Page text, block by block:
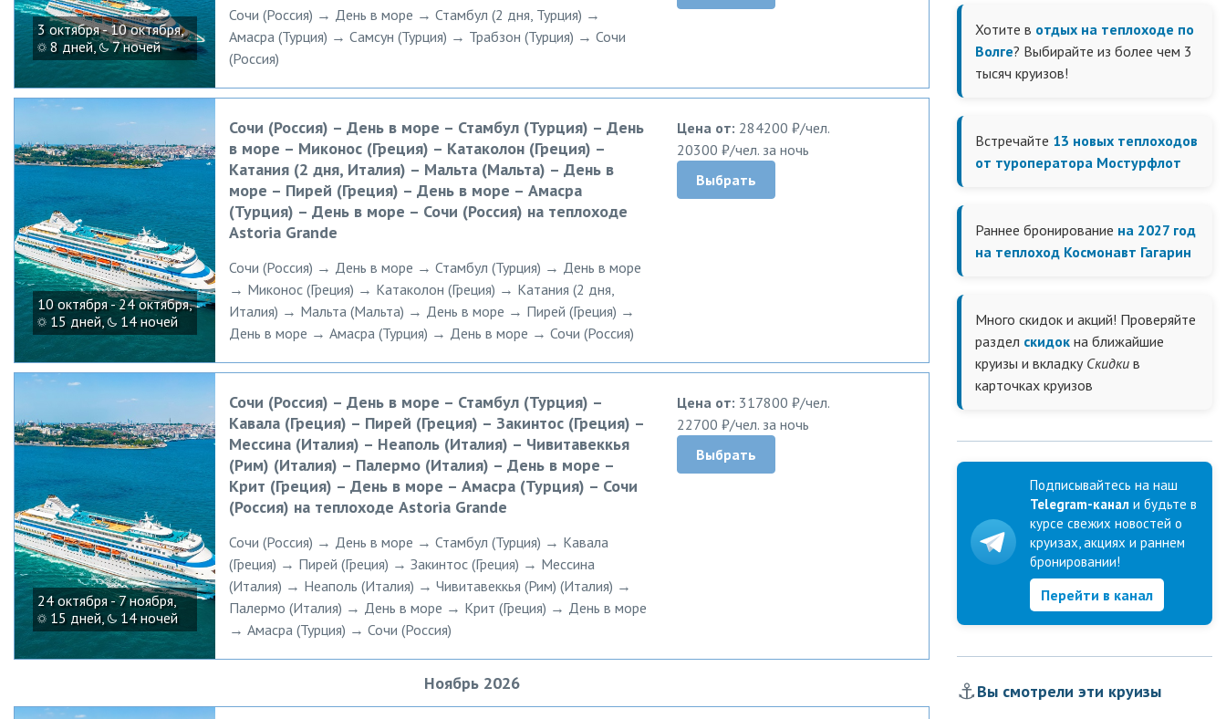
3 октября - 10 октября,
8 дней, 7 ночей
Сочи (Россия) → День в море → Стамбул (2 дня, Турция) →
Амасра (Турция) → Самсун (Турция) → Трабзон (Турция) → Сочи
(Россия)
10 октября - 24 октября,
15 дней,
14 ночей
Сочи (Россия) – День в море – Стамбул (Турция) – День
в море – Миконос (Греция) – Катаколон (Греция) –
Катания (2 дня, Италия) – Мальта (Мальта) – День в
море – Пирей (Греция) – День в море – Амасра
(Турция) – День в море – Сочи (Россия) на теплоходе
Astoria Grande
Сочи (Россия) → День в море → Стамбул (Турция) → День в море
→ Миконос (Греция) → Катаколон (Греция) → Катания (2 дня,
Италия) → Мальта (Мальта) → День в море → Пирей (Греция) →
День в море → Амасра (Турция) → День в море → Сочи (Россия)
Цена от: 284200 ₽/чел.
20300 ₽/чел. за ночь
Выбрать
24 октября - 7 ноября,
15 дней,
14 ночей
Сочи (Россия) – День в море – Стамбул (Турция) –
Кавала (Греция) – Пирей (Греция) – Закинтос (Греция) –
Мессина (Италия) – Неаполь (Италия) – Чивитавеккья
(Рим) (Италия) – Палермо (Италия) – День в море –
Крит (Греция) – День в море – Амасра (Турция) – Сочи
(Россия) на теплоходе Astoria Grande
Сочи (Россия) → День в море → Стамбул (Турция) → Кавала
(Греция) → Пирей (Греция) → Закинтос (Греция) → Мессина
(Италия) → Неаполь (Италия) → Чивитавеккья (Рим) (Италия) →
Палермо (Италия) → День в море → Крит (Греция) → День в море
→ Амасра (Турция) → Сочи (Россия)
Цена от: 317800 ₽/чел.
22700 ₽/чел. за ночь
Выбрать
Ноябрь 2026
Хотите в отдых на теплоходе по
Волге? Выбирайте из более чем 3
тысяч круизов!
Встречайте 13 новых теплоходов
от туроператора Мостурфлот
Раннее бронирование на 2027 год
на теплоход Космонавт Гагарин
Много скидок и акций! Проверяйте
раздел скидок на ближайшие
круизы и вкладку Скидки в
карточках круизов
Подписывайтесь на наш
Telegram-канал и будьте в
курсе свежих новостей о
круизах, акциях и раннем
бронировании!
Перейти в канал
⚓Вы смотрели эти круизы